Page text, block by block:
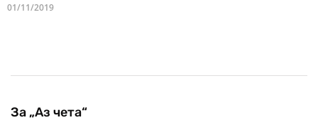
01/11/2019
За „Аз чета“